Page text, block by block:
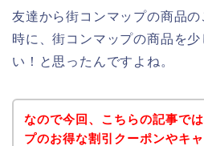
友達から街コンマップの商品
時に、街コンマップの商品を
い！と思ったんですよね。
なので今回、こちらの記事で
プのお得な割引クーポンやキ